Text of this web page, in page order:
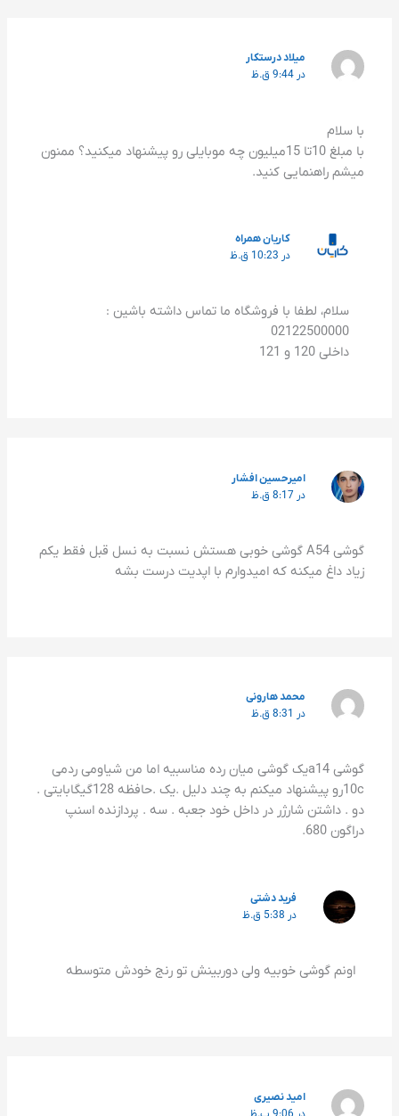
میلاد درستکار
در 9:44 ق.ظ
با سلام
با مبلغ 10تا 15میلیون چه موبایلی رو پیشنهاد میکنید؟ ممنون
میشم راهنمایی کنید.
کاریان همراه
در 10:23 ق.ظ
سلام، لطفا با فروشگاه ما تماس داشته باشین :
02122500000
داخلی 120 و 121
امیرحسین افشار
در 8:17 ق.ظ
گوشی A54 گوشی خوبی هستش نسبت به نسل قبل فقط یکم
زیاد داغ میکنه که امیدوارم با اپدیت درست بشه
محمد هارونی
در 8:31 ق.ظ
گوشی a14یک گوشی میان رده مناسبیه اما من شیاومی ردمی
10cرو پیشنهاد میکنم به چند دلیل .یک .حافظه 128گیگابایتی .
دو . داشتن شارژر در داخل خود جعبه . سه . پردازنده اسنپ
دراگون 680.
فرید دشتی
در 5:38 ق.ظ
اونم گوشی خوبیه ولی دوربینش تو رنج خودش متوسطه
امید نصیری